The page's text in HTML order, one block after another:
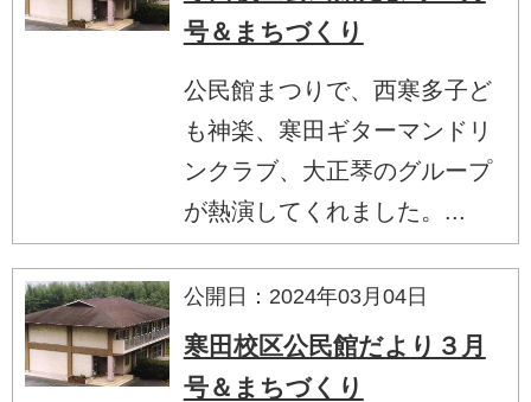
号＆まちづくり
公民館まつりで、西寒多子ど
も神楽、寒田ギターマンドリ
ンクラブ、大正琴のグループ
が熱演してくれました。...
公開日：2024年03月04日
寒田校区公民館だより３月
号＆まちづくり